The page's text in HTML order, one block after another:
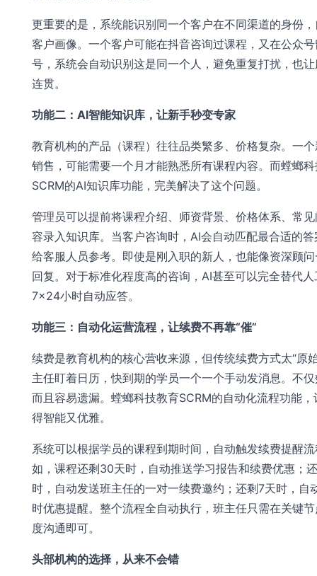
更重要的是，系统能识别同一个客户在不同渠道的身份
客户画像。一个客户可能在抖音咨询过课程，又在公众
号，系统会自动识别这是同一个人，避免重复打扰，也
连贯。
功能二：AI智能知识库，让新手秒变专家
教育机构的产品（课程）往往品类繁多、价格复杂。一
销售，可能需要一个月才能熟悉所有课程内容。而螳螂
SCRM的AI知识库功能，完美解决了这个问题。
管理员可以提前将课程介绍、师资背景、价格体系、常
容录入知识库。当客户咨询时，AI会自动匹配最合适的
给客服人员参考。即使是刚入职的新人，也能像资深顾
回复。对于标准化程度高的咨询，AI甚至可以完全替代人
7×24小时自动应答。
功能三：自动化运营流程，让续费不再靠“催”
续费是教育机构的核心营收来源，但传统续费方式太“
主任盯着日历，快到期的学员一个一个手动发消息。不
而且容易遗漏。螳螂科技教育SCRM的自动化流程功能，
得智能又优雅。
系统可以根据学员的课程到期时间，自动触发续费提醒
如，课程还剩30天时，自动推送学习报告和续费优惠；
时，自动发送班主任的一对一续费邀约；还剩7天时，自
时优惠提醒。整个流程全自动执行，班主任只需在关键
度沟通即可。
头部机构的选择，从来不会错